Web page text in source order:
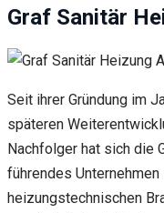
Graf Sanitär
Seit ihrer Gründung im
späteren
Nachfolger hat sich die
führendes Unternehmen
heizungstechnischen